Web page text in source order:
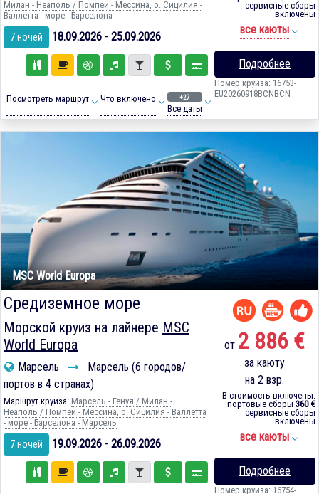
Милан - Неаполь / Помпеи - Мессина, о. Сицилия -
Валлетта - море - Барселона
7 ночей 18.09.2026 - 25.09.2026
Посмотреть маршрут Что включено +27
Все даты
сервисные сборы
включены
все каюты
Подробнее
Номер круиза: 16753-
EU20260918BCNBCN
MSC World Europa
Средиземное море
Морской круиз на лайнере MSC
World Europa
Марсель
Марсель (6 городов/
портов в 4 странах)
Маршрут круиза: Марсель - Генуя / Милан -
Неаполь / Помпеи - Мессина, о. Сицилия - Валлетта
- море - Барселона - Марсель
7 ночей 19.09.2026 - 26.09.2026
от 2 886 €
за каюту
на 2 взр.
В стоимость включены:
портовые сборы 360 €
сервисные сборы
включены
все каюты
Подробнее
Номер круиза: 16754-